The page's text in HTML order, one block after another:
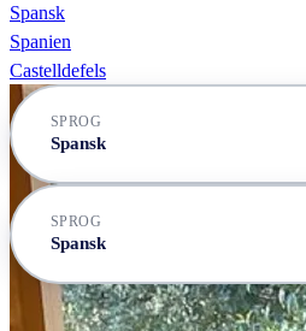
Spansk
Spanien
Castelldefels
SPROG
Spansk
SPROG
Spansk